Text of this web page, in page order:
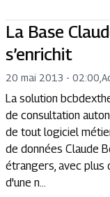
La Base
s’enrichit
20 mai 2013 - 02:00
La solution
de consultation
de tout logiciel
de données Claude
étrangers, avec plus
d'une n...